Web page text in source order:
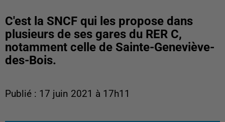
C'est la SNCF qui les propose dans
plusieurs de ses gares du RER C,
notamment celle de Sainte-Geneviève-
des-Bois.
Publié : 17 juin 2021 à 17h11